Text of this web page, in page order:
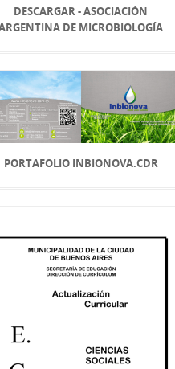
DESCARGAR - ASOCIACIÓN
DE MICROBIOLOGÍA
PORTAFOLIO INBIONOVA.CDR